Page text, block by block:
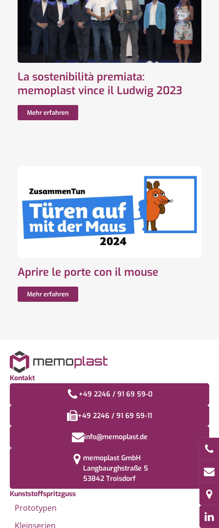
La sostenibilità premiata:
memoplast vince il Ludwig 2023
Mehr erfahren
Aprire le porte con il mouse
Mehr erfahren
Kontakt
+49 2246 / 91 69 59-0
+49 2246 / 91 69 59-11
info@memoplast.de
memoplast GmbH
Langbaurghstraße 5
53842 Troisdorf
Kunststoffspritzguss
Prototypen
Kleinserien